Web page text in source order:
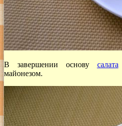
В завершении основу салата
майонезом.